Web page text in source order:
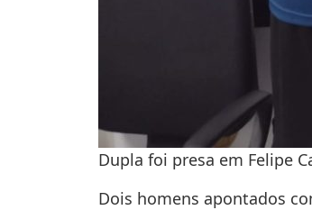
Dupla foi presa em Felipe
Dois homens apontados